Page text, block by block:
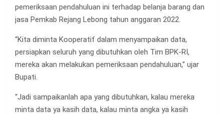
pemeriksaan pendahuluan ini terhadap belanja barang dan
jasa Pemkab Rejang Lebong tahun anggaran 2022.
“Kita diminta Kooperatif dalam menyampaikan data,
persiapkan seluruh yang dibutuhkan oleh Tim BPK-RI,
mereka akan melakukan pemeriksaan pendahuluan,” ujar
Bupati.
“Jadi sampaikanlah apa yang dibutuhkan, kalau mereka
minta data ya kasih data, kalau minta angka ya kasih